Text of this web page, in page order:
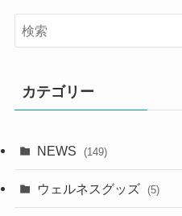
カテゴリー
NEWS (149)
ウェルネスグッズ (5)